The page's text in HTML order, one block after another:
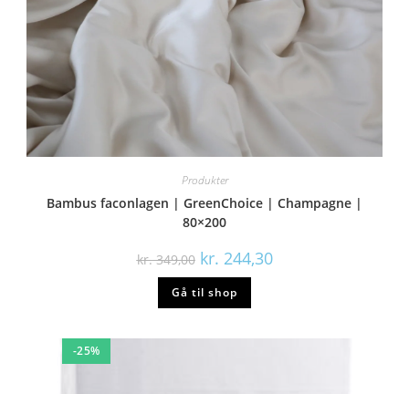
Produkter
Bambus faconlagen | GreenChoice | Champagne |
80×200
kr.349,00 kr. 244,30
Gå til shop
-25%